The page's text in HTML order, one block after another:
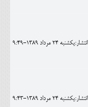
انتشار:يکشنبه 24 مرداد 1389-9:49
انتشار:يکشنبه 24 مرداد 1389-9:43